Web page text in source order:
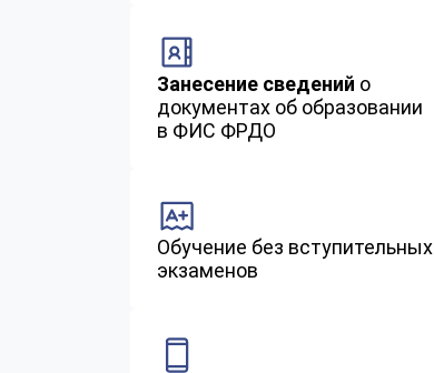
Занесение сведений о
документах об образовании
в ФИС ФРДО
Обучение без вступительных
экзаменов